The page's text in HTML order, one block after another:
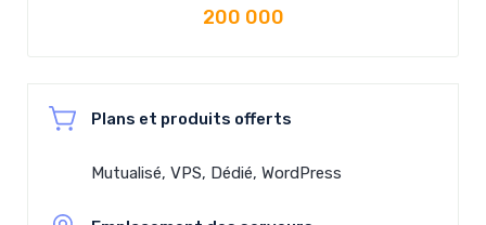
200 000
Plans et produits offerts
Mutualisé, VPS, Dédié, WordPress